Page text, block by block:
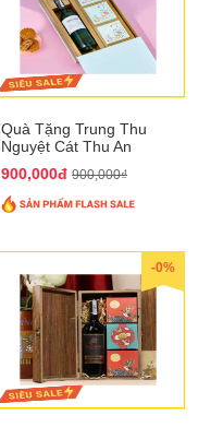
Quà Tặng Trung Thu
Nguyệt Cát Thu An
900,000đ 900,000₫
-0%